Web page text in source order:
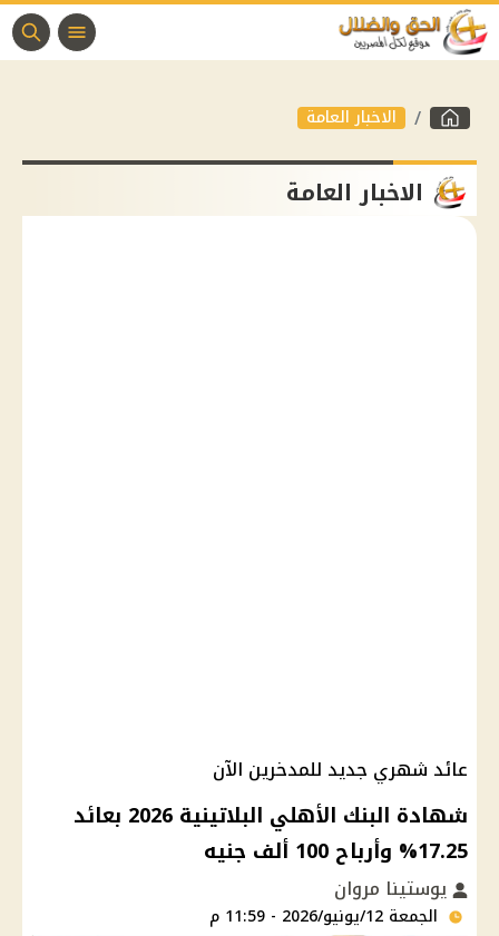
الاخبار العامة
الاخبار العامة
عائد شهري جديد للمدخرين الآن
شهادة البنك الأهلي البلاتينية 2026 بعائد
17.25% وأرباح 100 ألف جنيه
يوستينا مروان
الجمعة 12/يونيو/2026 - 11:59 م